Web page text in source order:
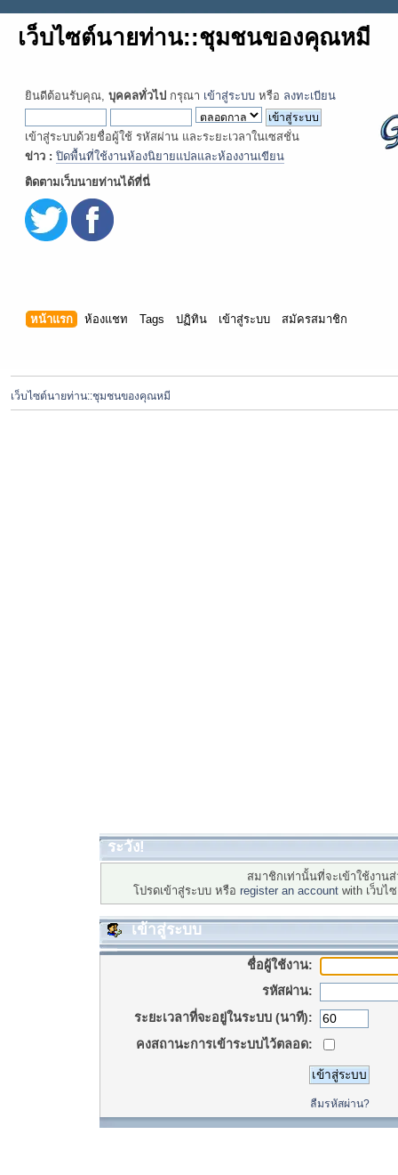
เว็บไซต์นายท่าน::ชุมชนของคุณหมี
ยินดีต้อนรับคุณ, บุคคลทั่วไป กรุณา เข้าสู่ระบบ หรือ ลงทะเบียน
เข้าสู่ระบบด้วยชื่อผู้ใช้ รหัสผ่าน และระยะเวลาในเซสชั่น
ข่าว : ปิดพื้นที่ใช้งานห้องนิยายแปลและห้องงานเขียน
ติดตามเว็บนายท่านได้ที่นี่
หน้าแรก ห้องแชท Tags ปฏิทิน เข้าสู่ระบบ สมัครสมาชิก
เว็บไซต์นายท่าน::ชุมชนของคุณหมี
ระวัง!
สมาชิกเท่านั้นที่จะเข้าใช้งาน
โปรดเข้าสู่ระบบ หรือ register an account with เว็บ
เข้าสู่ระบบ
ชื่อผู้ใช้งาน:
รหัสผ่าน:
ระยะเวลาที่จะอยู่ในระบบ (นาที):
คงสถานะการเข้าระบบไว้ตลอด:
ลืมรหัสผ่าน?